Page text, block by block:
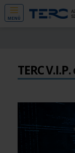
MENÜ
TERC